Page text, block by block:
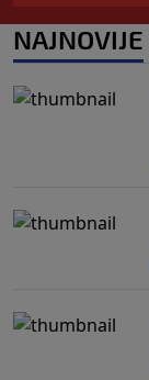
NAJNOVIJE